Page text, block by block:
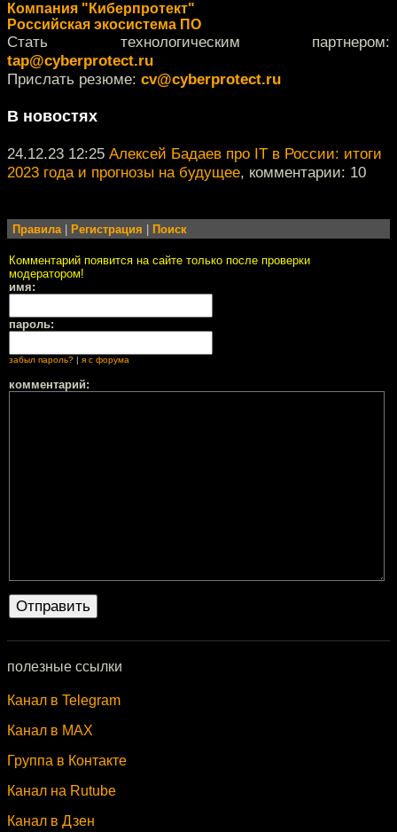
Компания "Киберпротект"
Российская экосистема ПО
Стать технологическим партнером:
tap@cyberprotect.ru
Прислать резюме: cv@cyberprotect.ru
В новостях
24.12.23 12:25 Алексей Бадаев про IT в России: итоги
2023 года и прогнозы на будущее, комментарии: 10
Правила| Регистрация Поиск
Комментарий появится на сайте только после проверки
модератором!
имя:
пароль:
забыл пароль? я с форума
комментарий:
полезные ссылки
Канал в Telegram
Канал в MAX
Группа в Контакте
Канал на Rutube
Канал в Дзен